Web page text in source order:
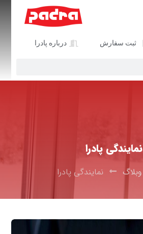
ثبت سفارش درباره پادرا
نمایندگی پادرا
وبلاگ نمایندگی پادرا